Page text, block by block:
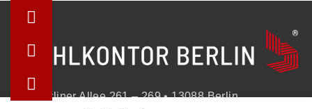
Berliner Allee 261 – 269 • 13088 Berlin